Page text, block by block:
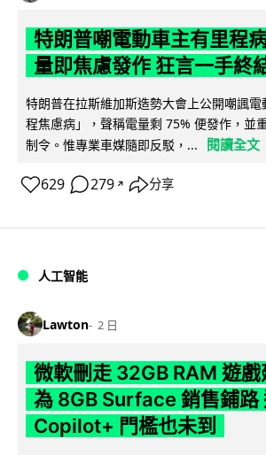
特朗普嘲電動車主有里程
量即焦慮發作 狂言一手終
特朗普在拉斯維加斯造勢大會上公開嘲諷電
程焦慮病」，聲稱電量剩 75% 便發作，並
制令。惟專業車媒隨即反駁，...
閱讀全文
629 279 ↗ 分享
人工智能
Lawton 2 日
微軟刪走 32GB RAM 遊戲
為 8GB Surface 銷售鋪路
Copilot+ 門檻也未到